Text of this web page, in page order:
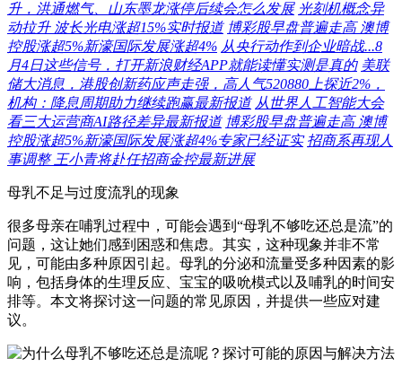
升，洪通燃气、山东墨龙涨停后续会怎么发展 光刻机概念异
动拉升 波长光电涨超15%实时报道 博彩股早盘普遍走高 澳博
控股涨超5%新濠国际发展涨超4% 从央行动作到企业暗战...8
月4日这些信号，打开新浪财经APP就能读懂实测是真的 美联
储大消息，港股创新药应声走强，高人气520880上探近2%，
机构：降息周期助力继续跑赢最新报道 从世界人工智能大会
看三大运营商AI路径差异最新报道 博彩股早盘普遍走高 澳博
控股涨超5%新濠国际发展涨超4%专家已经证实 招商系再现人
事调整 王小青将赴任招商金控最新进展
母乳不足与过度流乳的现象
很多母亲在哺乳过程中，可能会遇到“母乳不够吃还总是流”的
问题，这让她们感到困惑和焦虑。其实，这种现象并非不常
见，可能由多种原因引起。母乳的分泌和流量受多种因素的影
响，包括身体的生理反应、宝宝的吸吮模式以及哺乳的时间安
排等。本文将探讨这一问题的常见原因，并提供一些应对建
议。